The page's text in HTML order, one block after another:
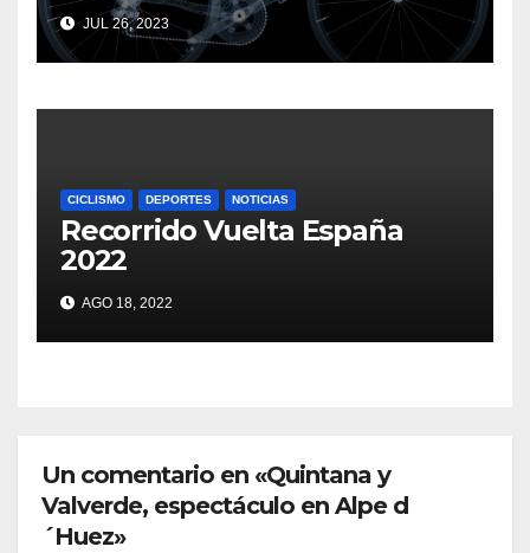
JUL 26, 2023
CICLISMO DEPORTES NOTICIAS
Recorrido Vuelta España
2022
AGO 18, 2022
Un comentario en «Quintana y
Valverde, espectáculo en Alpe d
´Huez»